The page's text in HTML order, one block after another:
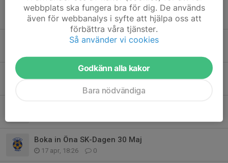
Öna IP öppnar 4:e Maj
29 apr, 20:15 0
Info angående aprilcupen.
Boka in Öna SK-Dagen 30 Maj
17 apr, 18:26 0
webbplats ska fungera bra för dig. De används
även för webbanalys i syfte att hjälpa oss att
förbättra våra tjänster.
Så använder vi cookies
Godkänn alla kakor
Bara nödvändiga